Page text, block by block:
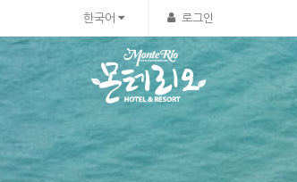
한국어 로그인
Sketchbook5, 스케치북5